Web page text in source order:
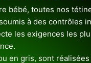
bébé, toutes nos
à des contrôles
les exigences les
en gris, sont réalisées